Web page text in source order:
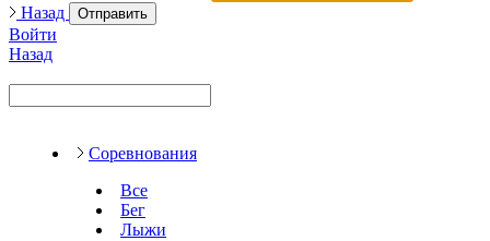
Назад
Отправить
Войти
Назад
Соревнования
Все
Бег
Лыжи